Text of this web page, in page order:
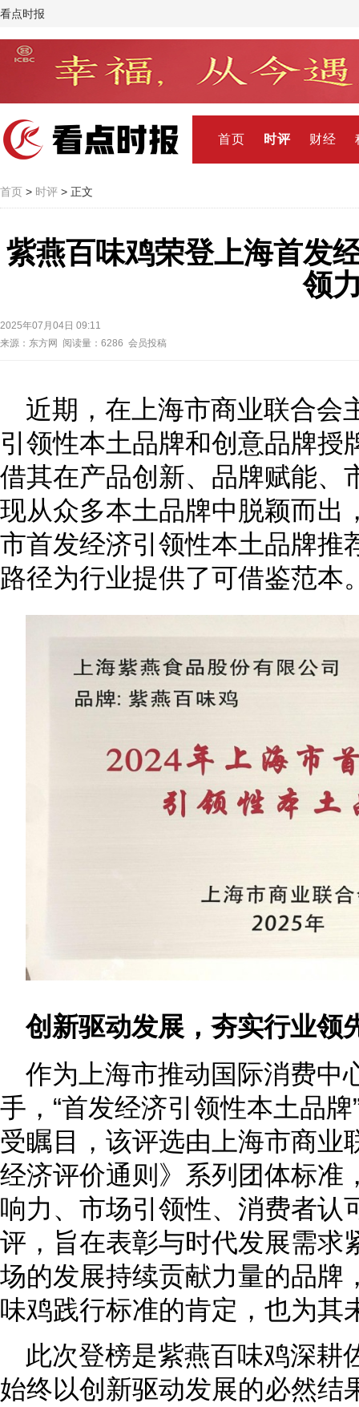
看点时报
首页 时评 财经
首页 > 时评 > 正文
紫燕百味鸡荣登上海首发
领
2025年07月04日 09:11
来源：东方网 阅读量：6286 会员投稿
近期，在上海市商业联合会
引领性本土品牌和创意品牌授
借其在产品创新、品牌赋能、
现从众多本土品牌中脱颖而出
市首发经济引领性本土品牌推
路径为行业提供了可借鉴范本
创新驱动发展，夯实行业领
作为上海市推动国际消费中
手，“首发经济引领性本土品
受瞩目，该评选由上海市商业
经济评价通则》系列团体标准
响力、市场引领性、消费者认
评，旨在表彰与时代发展需求
场的发展持续贡献力量的品牌
味鸡践行标准的肯定，也为其
此次登榜是紫燕百味鸡深耕
始终以创新驱动发展的必然结